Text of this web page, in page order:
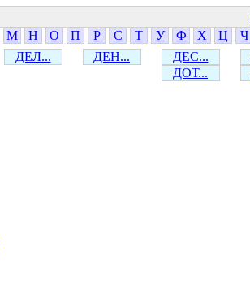
М Н О П Р С Т У Ф Х Ц Ч
ДЕЛ... ДЕН... ДЕС...
ДОТ...